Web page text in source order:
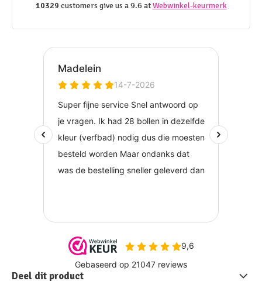
10329 customers give us a 9.6 atWebwinkel-keurmerk
Deel dit product